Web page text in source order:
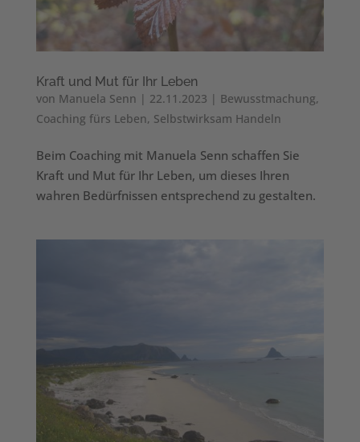
Kraft und Mut für Ihr Leben
von Manuela Senn | 22.11.2023 | Bewusstmachung,
Coaching fürs Leben, Selbstwirksam Handeln
Beim Coaching mit Manuela Senn schaffen Sie
Kraft und Mut für Ihr Leben, um dieses Ihren
wahren Bedürfnissen entsprechend zu gestalten.